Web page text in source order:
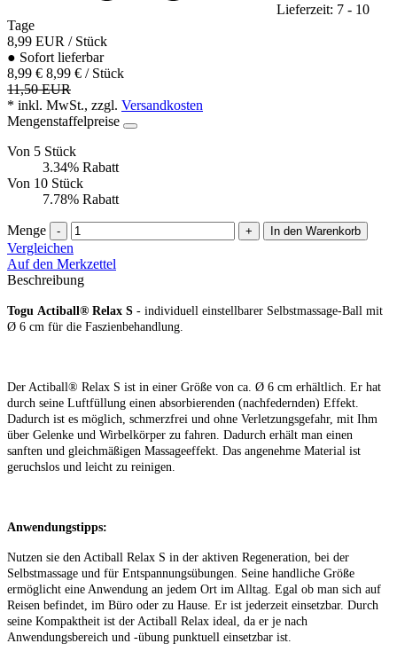
Lieferzeit: 7 - 10
Tage
8,99 EUR / Stück
● Sofort lieferbar
8,99 € 8,99 € / Stück
11,50 EUR
* inkl. MwSt., zzgl. Versandkosten
Mengenstaffelpreise
Von 5 Stück
3.34% Rabatt
Von 10 Stück
7.78% Rabatt
Menge - + In den Warenkorb
Vergleichen
Auf den Merkzettel
Beschreibung
Togu Actiball® Relax S - individuell einstellbarer Selbstmassage-Ball mit
Ø 6 cm für die Faszienbehandlung.
Der Actiball® Relax S ist in einer Größe von ca. Ø 6 cm erhältlich. Er hat
durch seine Luftfüllung einen absorbierenden (nachfedernden) Effekt.
Dadurch ist es möglich, schmerzfrei und ohne Verletzungsgefahr, mit Ihm
über Gelenke und Wirbelkörper zu fahren. Dadurch erhält man einen
sanften und gleichmäßigen Massageeffekt. Das angenehme Material ist
geruchslos und leicht zu reinigen.
Anwendungstipps:
Nutzen sie den Actiball Relax S in der aktiven Regeneration, bei der
Selbstmassage und für Entspannungsübungen. Seine handliche Größe
ermöglicht eine Anwendung an jedem Ort im Alltag. Egal ob man sich auf
Reisen befindet, im Büro oder zu Hause. Er ist jederzeit einsetzbar. Durch
seine Kompaktheit ist der Actiball Relax ideal, da er je nach
Anwendungsbereich und -übung punktuell einsetzbar ist.